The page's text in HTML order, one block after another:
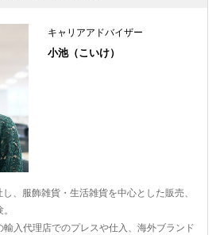
キャリアアドバイザー
小池（こいけ）
、服飾雑貨・生活雑貨を中心とした販売、
入代理店でのプレスや仕入、海外ブランド